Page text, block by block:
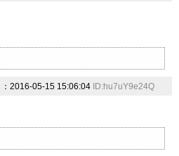
：2016-05-15 15:06:04 ID:hu7uY9e24Q